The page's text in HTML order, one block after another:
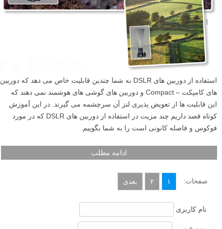
ادامه مطلب
فوکوس و فاصله کانونی: مزیت واقعی استفاده از دوربین
های DSLR
نوشته شده در ۲۹ اسفند ۱۳۹۲